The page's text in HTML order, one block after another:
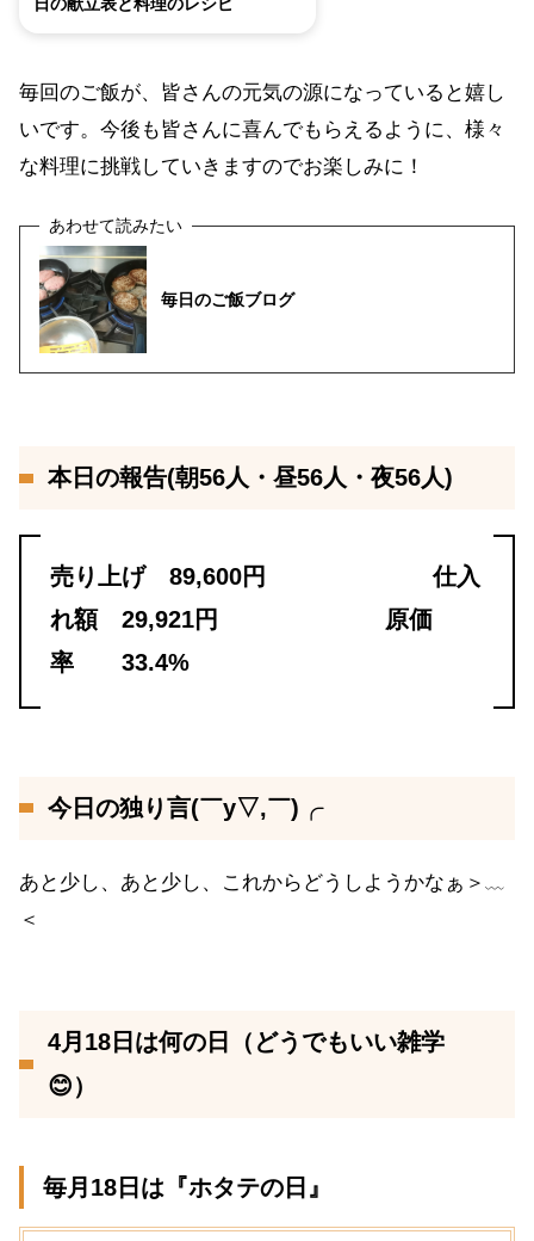
毎回のご飯が、皆さんの元気の源になっていると嬉し
いです。今後も皆さんに喜んでもらえるように、様々
な料理に挑戦していきますのでお楽しみに！
毎日のご飯ブログ
本日の報告(朝56人・昼56人・夜56人)
売り上げ 89,600円 仕入
れ額 29,921円 原価
率 33.4%
今日の独り言(￣y▽,￣)╭
あと少し、あと少し、これからどうしようかなぁ＞﹏
＜
4月18日は何の日（どうでもいい雑学
😊）
毎月18日は『ホタテの日』